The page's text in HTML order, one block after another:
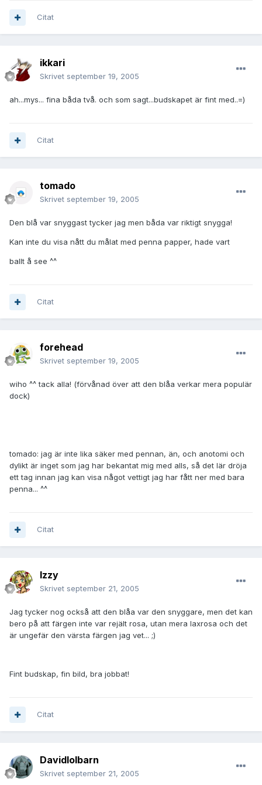
Citat
ikkari
Skrivet september 19, 2005
ah...mys... fina båda två. och som sagt...budskapet är fint med..=)
Citat
tomado
Skrivet september 19, 2005
Den blå var snyggast tycker jag men båda var riktigt snygga!
Kan inte du visa nått du målat med penna papper, hade vart
ballt å see ^^
Citat
forehead
Skrivet september 19, 2005
wiho ^^ tack alla! (förvånad över att den blåa verkar mera populär
dock)
tomado: jag är inte lika säker med pennan, än, och anotomi och
dylikt är inget som jag har bekantat mig med alls, så det lär dröja
ett tag innan jag kan visa något vettigt jag har fått ner med bara
penna... ^^
Citat
Izzy
Skrivet september 21, 2005
Jag tycker nog också att den blåa var den snyggare, men det kan
bero på att färgen inte var rejält rosa, utan mera laxrosa och det
är ungefär den värsta färgen jag vet... ;)
Fint budskap, fin bild, bra jobbat!
Citat
Davidlolbarn
Skrivet september 21, 2005